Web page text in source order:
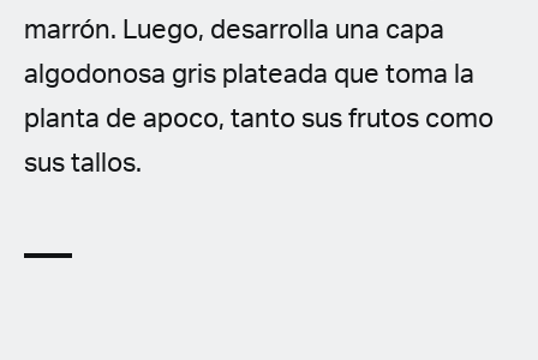
marrón. Luego, desarrolla una capa
algodonosa gris plateada que toma la
planta de apoco, tanto sus frutos como
sus tallos.